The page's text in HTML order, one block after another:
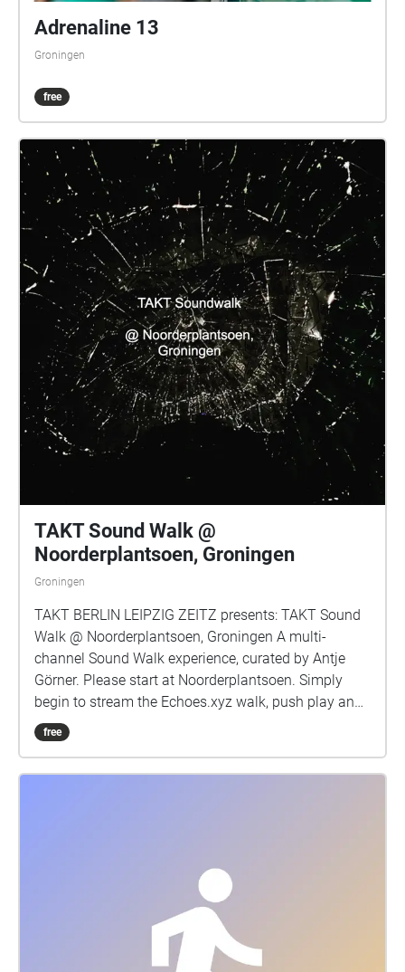
Adrenaline 13
Groningen
free
TAKT Sound Walk @
Noorderplantsoen, Groningen
Groningen
TAKT BERLIN LEIPZIG ZEITZ presents: TAKT Sound
Walk @ Noorderplantsoen, Groningen A multi-
channel Sound Walk experience, curated by Antje
Görner. Please start at Noorderplantsoen. Simply
begin to stream the Echoes.xyz walk, push play and
move as you like through the various marked zones.
Each zone holds a sonic piece by these artists: Anne
Antje Görner - antje-goerner.de In collaboration with
DIHAN Pelsterstraat 27-29 9711KH Groningen
Technical support: Ben Glas -
thankyouforyourunderstanding.com Supported by
Kulturstiftung des Freistaates Sachsen Diese
free